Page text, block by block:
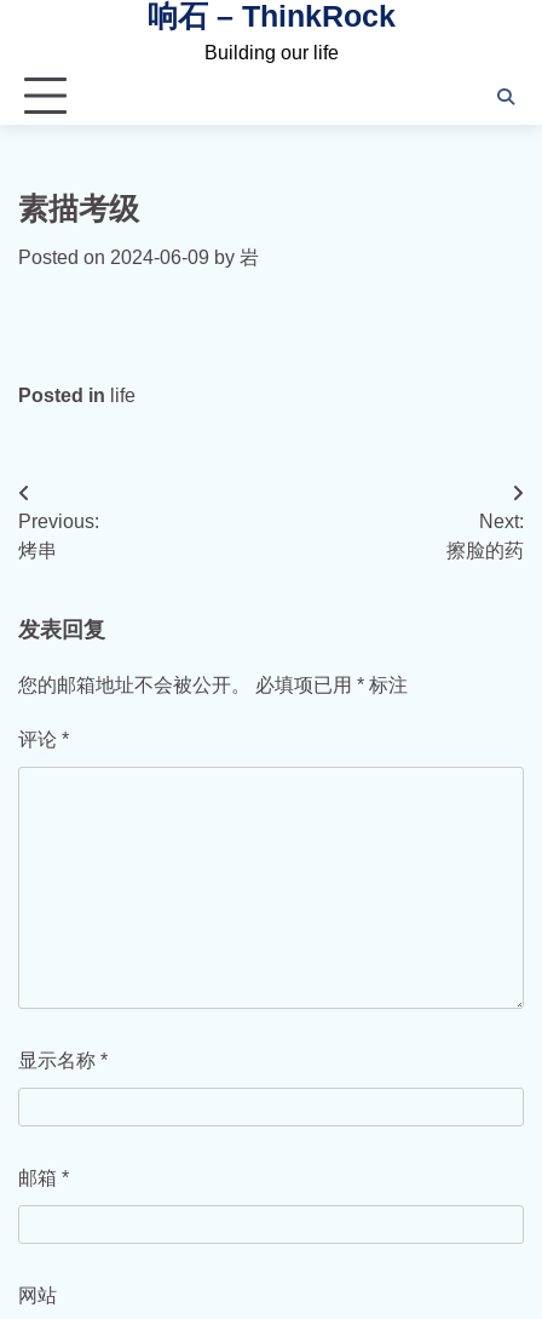
响石 – ThinkRock
Building our life
素描考级
Posted on 2024-06-09 by 岩
Posted in life
文
章
航
Previous:
烤串
Next:
擦脸的药
发表回复
您的邮箱地址不会被公开。 必填项已用 * 标注
评论 *
显示名称 *
邮箱 *
网站